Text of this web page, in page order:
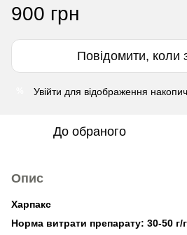
900 грн
Повідомити, коли
Увійти для відображення
До обраного
Опис
Харпакс
Норма витрати препарату: 30-50 г/